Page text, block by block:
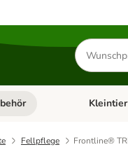
Produkte
suchen
Katzenfutter & Zubehör
Kleintier
Fellpflege Frontline®